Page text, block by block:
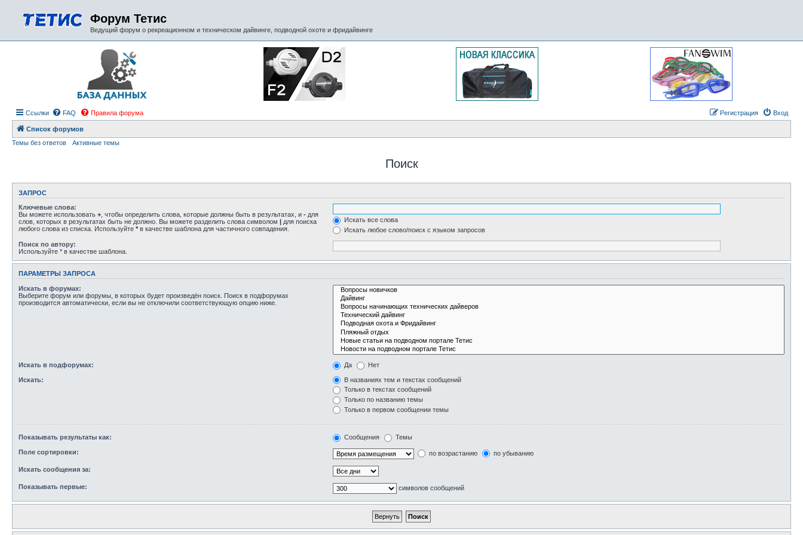
Форум Тетис
Ведущий форум о рекреационном и техническом дайвинге, подводной охоте и фридайвинге
Ссылки FAQ Правила форума Вход
Регистрация
Список форумов
Темы без ответов
Активные темы
Поиск
ЗАПРОС
Ключевые слова:
Вы можете использовать + , чтобы определить слова, которые должны быть в результатах, и - для
слов, которых в результатах быть не должно. Вы можете разделить слова символом | для поиска
любого слова из списка. Используйте * в качестве шаблона для частичного совпадения.
Искать все слова
Искать любое слово/поиск с языком запросов
Поиск по автору:
Используйте * в качестве шаблона.
ПАРАМЕТРЫ ЗАПРОСА
Искать в форумах:
Выберите форум или форумы, в которых будет произведён поиск. Поиск в подфорумах
производится автоматически, если вы не отключили соответствующую опцию ниже.
Искать в подфорумах: Да Нет
Искать:
В названиях тем и текстах сообщений
Только в текстах сообщений
Только по названию темы
Только в первом сообщении темы
Показывать результаты как: Сообщения Темы
Поле сортировки: по возрастанию по убыванию
Искать сообщения за:
Показывать первые: символов сообщений